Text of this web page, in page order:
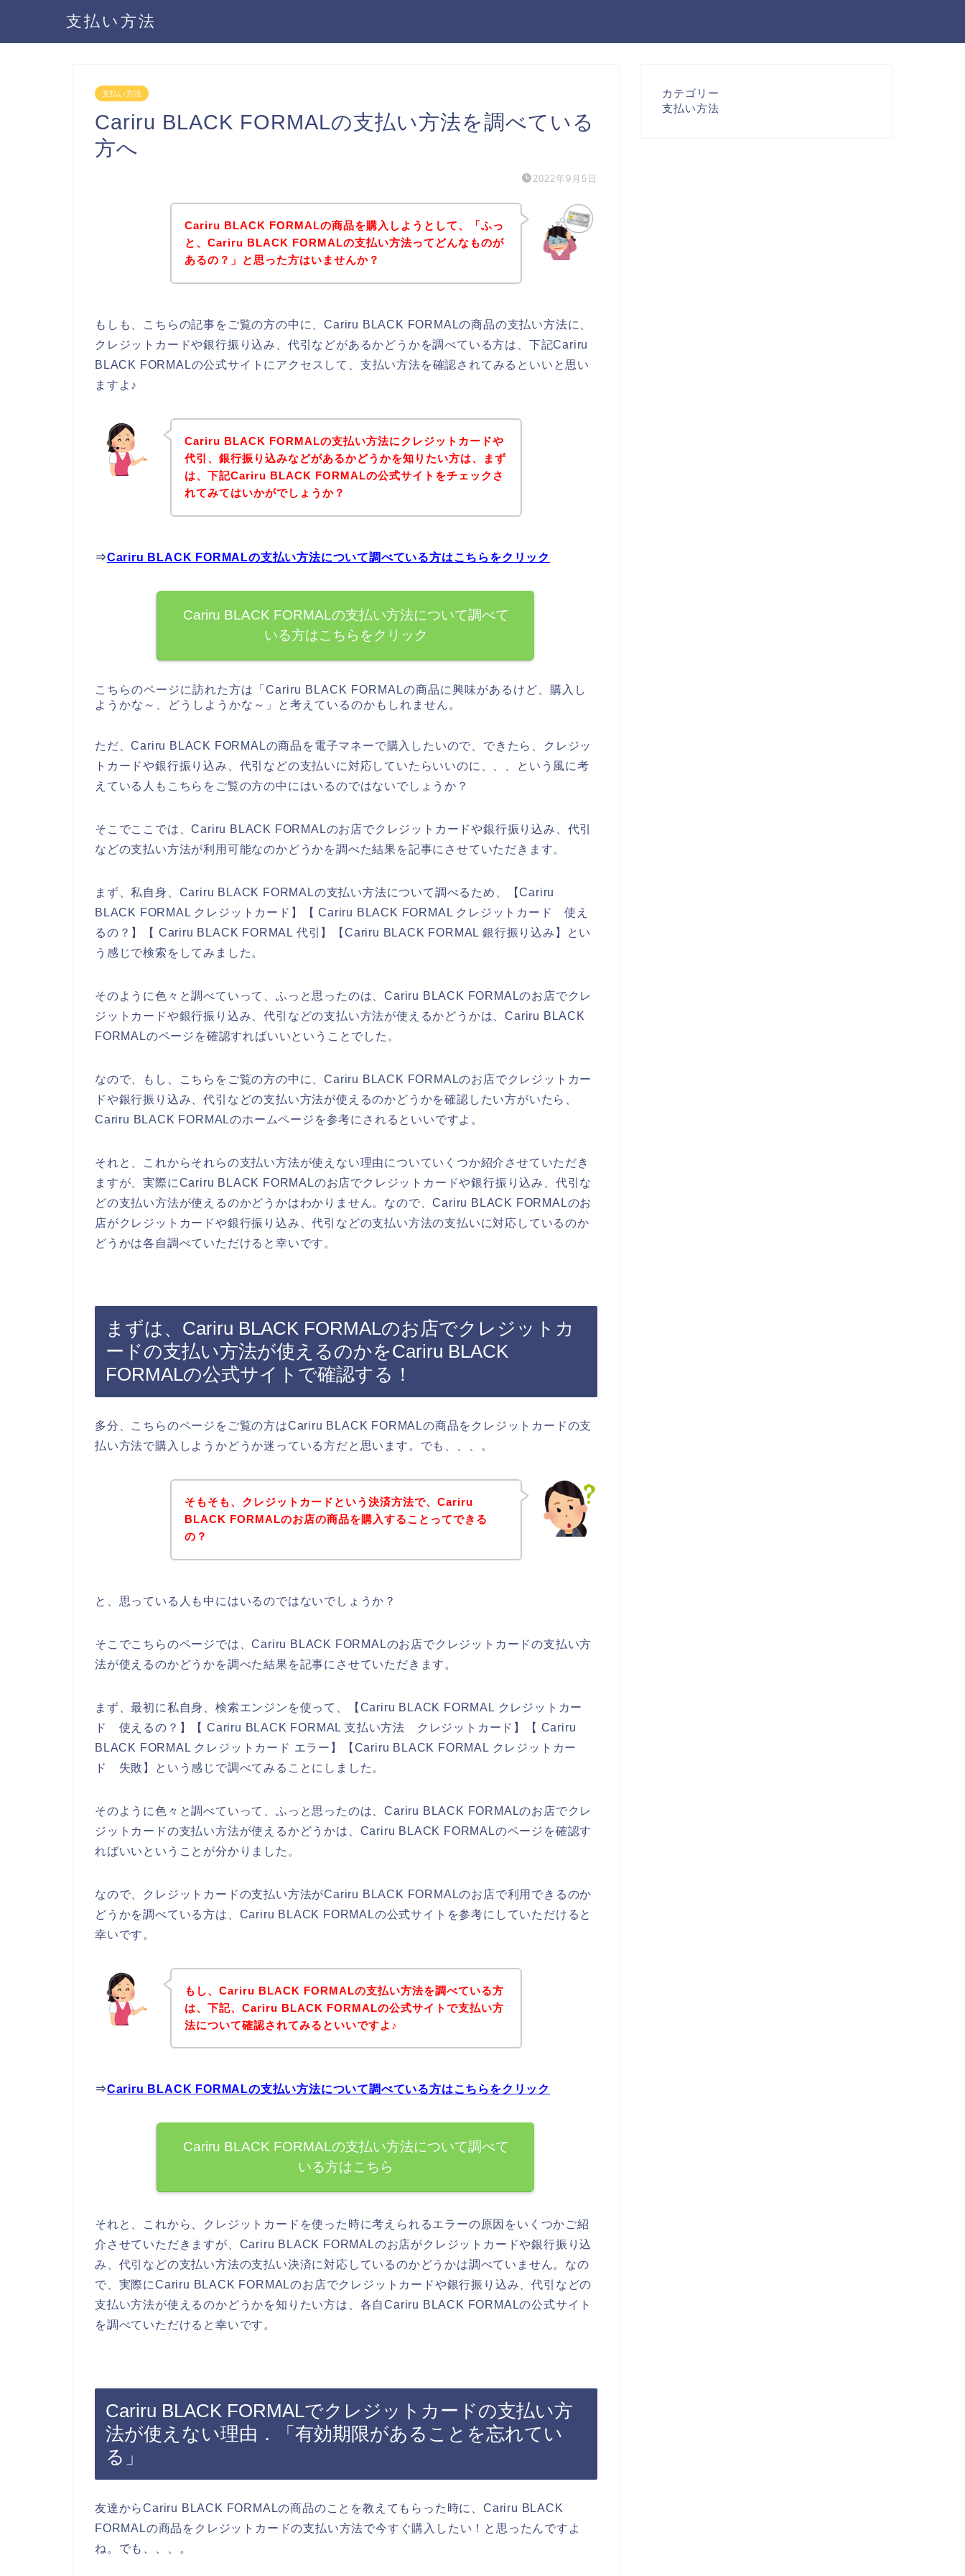
支払い方法
支払い方法
Cariru BLACK FORMALの支払い方法を調べている
方へ
2022年9月5日
Cariru BLACK FORMALの商品を購入しようとして、「ふっ
と、Cariru BLACK FORMALの支払い方法ってどんなものが
あるの？」と思った方はいませんか？
もしも、こちらの記事をご覧の方の中に、Cariru BLACK FORMALの商品の支払い方法に、
クレジットカードや銀行振り込み、代引などがあるかどうかを調べている方は、下記Cariru
BLACK FORMALの公式サイトにアクセスして、支払い方法を確認されてみるといいと思い
ますよ♪
Cariru BLACK FORMALの支払い方法にクレジットカードや
代引、銀行振り込みなどがあるかどうかを知りたい方は、まず
は、下記Cariru BLACK FORMALの公式サイトをチェックさ
れてみてはいかがでしょうか？
⇒Cariru BLACK FORMALの支払い方法について調べている方はこちらをクリック
Cariru BLACK FORMALの支払い方法について調べて
いる方はこちらをクリック
こちらのページに訪れた方は「Cariru BLACK FORMALの商品に興味があるけど、購入し
ようかな～、どうしようかな～」と考えているのかもしれません。
ただ、Cariru BLACK FORMALの商品を電子マネーで購入したいので、できたら、クレジッ
トカードや銀行振り込み、代引などの支払いに対応していたらいいのに、、、という風に考
えている人もこちらをご覧の方の中にはいるのではないでしょうか？
そこでここでは、Cariru BLACK FORMALのお店でクレジットカードや銀行振り込み、代引
などの支払い方法が利用可能なのかどうかを調べた結果を記事にさせていただきます。
まず、私自身、Cariru BLACK FORMALの支払い方法について調べるため、【Cariru
BLACK FORMAL クレジットカード】【 Cariru BLACK FORMAL クレジットカード 使え
るの？】【 Cariru BLACK FORMAL 代引】【Cariru BLACK FORMAL 銀行振り込み】とい
う感じで検索をしてみました。
そのように色々と調べていって、ふっと思ったのは、Cariru BLACK FORMALのお店でクレ
ジットカードや銀行振り込み、代引などの支払い方法が使えるかどうかは、Cariru BLACK
FORMALのページを確認すればいいということでした。
なので、もし、こちらをご覧の方の中に、Cariru BLACK FORMALのお店でクレジットカー
ドや銀行振り込み、代引などの支払い方法が使えるのかどうかを確認したい方がいたら、
Cariru BLACK FORMALのホームページを参考にされるといいですよ。
それと、これからそれらの支払い方法が使えない理由についていくつか紹介させていただき
ますが、実際にCariru BLACK FORMALのお店でクレジットカードや銀行振り込み、代引な
どの支払い方法が使えるのかどうかはわかりません。なので、Cariru BLACK FORMALのお
店がクレジットカードや銀行振り込み、代引などの支払い方法の支払いに対応しているのか
どうかは各自調べていただけると幸いです。
まずは、Cariru BLACK FORMALのお店でクレジットカ
ードの支払い方法が使えるのかをCariru BLACK
FORMALの公式サイトで確認する！
多分、こちらのページをご覧の方はCariru BLACK FORMALの商品をクレジットカードの支
払い方法で購入しようかどうか迷っている方だと思います。でも、、、。
そもそも、クレジットカードという決済方法で、Cariru
BLACK FORMALのお店の商品を購入することってできる
の？
と、思っている人も中にはいるのではないでしょうか？
そこでこちらのページでは、Cariru BLACK FORMALのお店でクレジットカードの支払い方
法が使えるのかどうかを調べた結果を記事にさせていただきます。
まず、最初に私自身、検索エンジンを使って、【Cariru BLACK FORMAL クレジットカー
ド 使えるの？】【 Cariru BLACK FORMAL 支払い方法 クレジットカード】【 Cariru
BLACK FORMAL クレジットカード エラー】【Cariru BLACK FORMAL クレジットカー
ド 失敗】という感じで調べてみることにしました。
そのように色々と調べていって、ふっと思ったのは、Cariru BLACK FORMALのお店でクレ
ジットカードの支払い方法が使えるかどうかは、Cariru BLACK FORMALのページを確認す
ればいいということが分かりました。
なので、クレジットカードの支払い方法がCariru BLACK FORMALのお店で利用できるのか
どうかを調べている方は、Cariru BLACK FORMALの公式サイトを参考にしていただけると
幸いです。
もし、Cariru BLACK FORMALの支払い方法を調べている方
は、下記、Cariru BLACK FORMALの公式サイトで支払い方
法について確認されてみるといいですよ♪
⇒Cariru BLACK FORMALの支払い方法について調べている方はこちらをクリック
Cariru BLACK FORMALの支払い方法について調べて
いる方はこちら
それと、これから、クレジットカードを使った時に考えられるエラーの原因をいくつかご紹
介させていただきますが、Cariru BLACK FORMALのお店がクレジットカードや銀行振り込
み、代引などの支払い方法の支払い決済に対応しているのかどうかは調べていません。なの
で、実際にCariru BLACK FORMALのお店でクレジットカードや銀行振り込み、代引などの
支払い方法が使えるのかどうかを知りたい方は、各自Cariru BLACK FORMALの公式サイト
を調べていただけると幸いです。
Cariru BLACK FORMALでクレジットカードの支払い方
法が使えない理由．「有効期限があることを忘れてい
る」
友達からCariru BLACK FORMALの商品のことを教えてもらった時に、Cariru BLACK
FORMALの商品をクレジットカードの支払い方法で今すぐ購入したい！と思ったんですよ
ね。でも、、、。
カテゴリー
支払い方法